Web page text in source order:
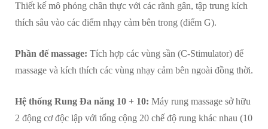
Thiết kế mô phỏng chân thực với các rãnh gân, tập trung kích
thích sâu vào các điểm nhạy cảm bên trong (điểm G).
Phần đế massage: Tích hợp các vùng sần (C-Stimulator) để
massage và kích thích các vùng nhạy cảm bên ngoài đồng thời.
Hệ thống Rung Đa năng 10 + 10: Máy rung massage sở hữu
2 động cơ độc lập với tổng cộng 20 chế độ rung khác nhau (10